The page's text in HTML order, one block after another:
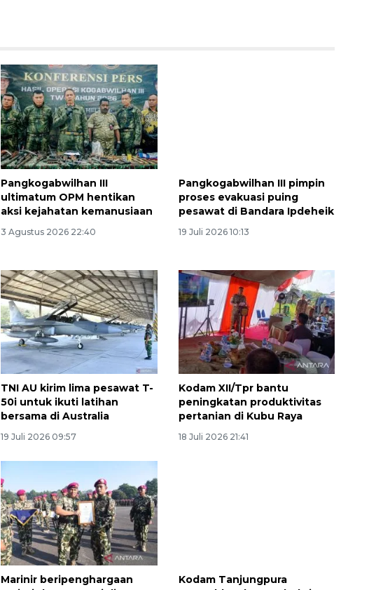
Pangkogabwilhan III
ultimatum OPM hentikan
aksi kejahatan kemanusiaan
3 Agustus 2026 22:40
Pangkogabwilhan III pimpin
proses evakuasi puing
pesawat di Bandara Ipdeheik
19 Juli 2026 10:13
TNI AU kirim lima pesawat T-
50i untuk ikuti latihan
bersama di Australia
19 Juli 2026 09:57
Kodam XII/Tpr bantu
peningkatan produktivitas
pertanian di Kubu Raya
18 Juli 2026 21:41
Marinir beripenghargaan
Kodam Tanjungpura
Ekspedisi Rupiah Berdaulat
2026 sambangi Papua
2026-08-06 13:15:00